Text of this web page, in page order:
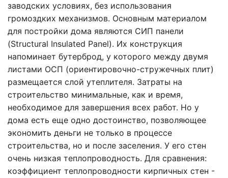
заводских условиях, без использования
громоздких механизмов. Основным материалом
для постройки дома являются СИП панели
(Structural Insulated Panel). Их конструкция
напоминает бутерброд, у которого между двумя
листами ОСП (ориентировочно-стружечных плит)
размещается слой утеплителя. Затраты на
строительство минимальные, как и время,
необходимое для завершения всех работ. Но у
дома есть еще одно достоинство, позволяющее
экономить деньги не только в процессе
строительства, но и после заселения. У его стен
очень низкая теплопроводность. Для сравнения:
коэффициент теплопроводности кирпичных стен -